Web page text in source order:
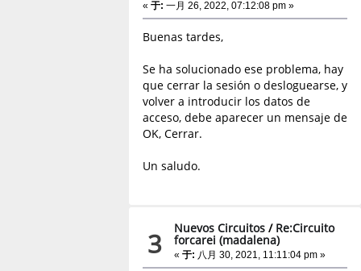
« 于: 一月 26, 2022, 07:12:08 pm »
Buenas tardes,
Se ha solucionado ese problema, hay
que cerrar la sesión o desloguearse, y
volver a introducir los datos de
acceso, debe aparecer un mensaje de
OK, Cerrar.
Un saludo.
3 Nuevos Circuitos / Re:Circuito
forcarei (madalena)
«于: 八月 30, 2021, 11:11:04 pm »